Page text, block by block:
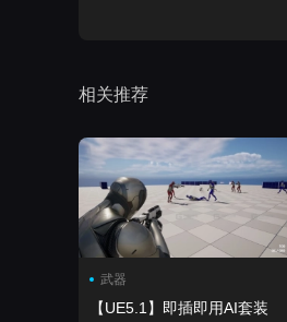
相关推荐
武器
【UE5.1】即插即用AI套装